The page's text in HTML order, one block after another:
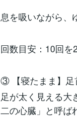
息を吸いながら、
回数目安：10回を
③ 【寝たまま】足
足が太く見える大
二の心臓」と呼ば